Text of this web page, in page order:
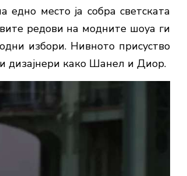
место ја собра светската
редови на модните шоуа ги
избори. Нивното присуство
дизајнери како Шанел и Диор.